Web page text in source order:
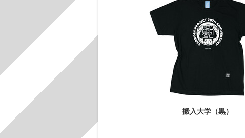
搬入大学（黒）